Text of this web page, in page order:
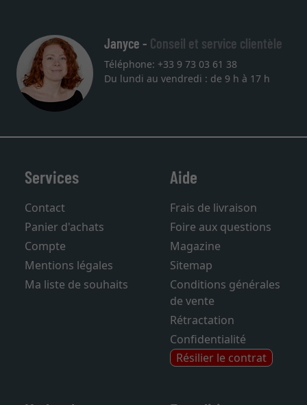
Janyce - Conseil et service clientèle
Téléphone: +33 9 73 03 61 38
Du lundi au vendredi : de 9 h à 17 h
Services
Contact
Panier d'achats
Compte
Mentions légales
Ma liste de souhaits
Aide
Frais de livraison
Foire aux questions
Magazine
Sitemap
Conditions générales
de vente
Rétractation
Confidentialité
Résilier le contrat